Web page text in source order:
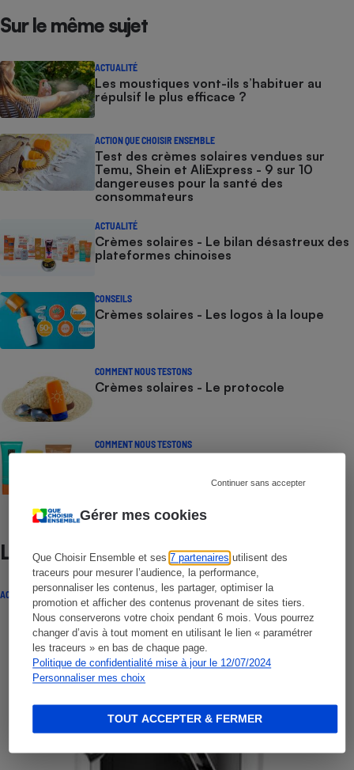
Gérer mes cookies
Que Choisir Ensemble et ses7 partenaires utilisent des
traceurs pour mesurer l’audience, la performance,
personnaliser les contenus, les partager, optimiser la
promotion et afficher des contenus provenant de sites tiers.
Nous conserverons votre choix pendant 6 mois. Vous pourrez
changer d’avis à tout moment en utilisant le lien « paramétrer
les traceurs » en bas de chaque page.
Politique de confidentialité mise à jour le 12/07/2024
Personnaliser mes choix
Continuer sans accepter
TOUT ACCEPTER & FERMER
Sur le même sujet
ACTUALITÉ
Les moustiques vont-ils s’habituer au
répulsif le plus efficace ?
ACTION QUE CHOISIR ENSEMBLE
Test des crèmes solaires vendues sur
Temu, Shein et AliExpress - 9 sur 10
dangereuses pour la santé des
consommateurs
ACTUALITÉ
Crèmes solaires - Le bilan désastreux des
plateformes chinoises
CONSEILS
Crèmes solaires - Les logos à la loupe
COMMENT NOUS TESTONS
Crèmes solaires - Le protocole
COMMENT NOUS TESTONS
Lire aussi
ACTUALITÉ